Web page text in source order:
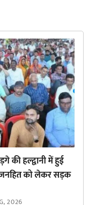
की हल्द्वानी में हुई
को लेकर सड़क
2026